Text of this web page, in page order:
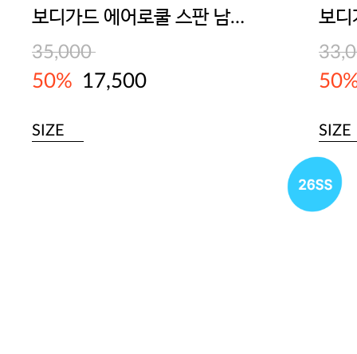
보디가드 에어로쿨 스판 남성 드로즈 5매입
35,000
50% 17,500
SIZE SIZE